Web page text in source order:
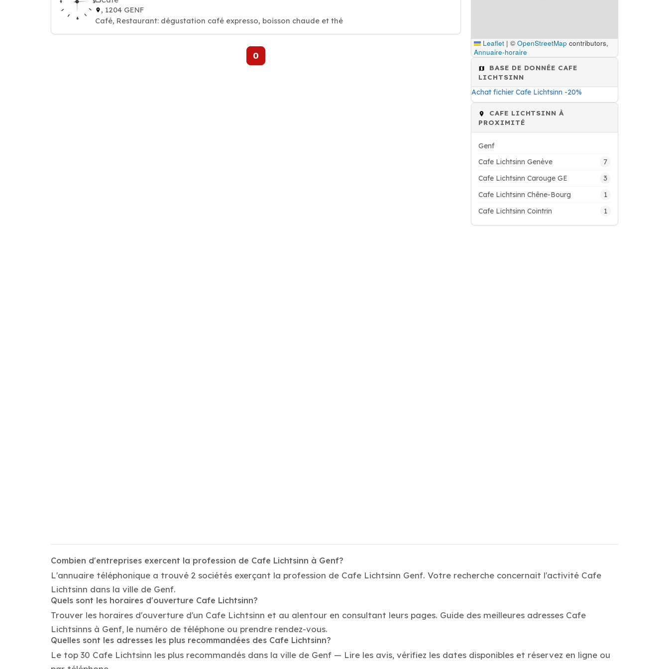
, 1204 GENF
Café, Restaurant: dégustation café expresso, boisson chaude et thé
0
Leaflet | © OpenStreetMap contributors,
Annuaire-horaire
BASE DE DONNÉE CAFE
LICHTSINN
Achat fichier Cafe Lichtsinn -20%
CAFE LICHTSINN À
PROXIMITÉ
Genf
Cafe Lichtsinn Genève
7
Cafe Lichtsinn Carouge GE 3
Cafe Lichtsinn Chêne-Bourg 1
Cafe Lichtsinn Cointrin 1
Combien d'entreprises exercent la profession de Cafe Lichtsinn à Genf?
L'annuaire téléphonique a trouvé 2 sociétés exerçant la profession de Cafe Lichtsinn Genf. Votre recherche concernait l'activité Cafe
Lichtsinn dans la ville de Genf.
Quels sont les horaires d'ouverture Cafe Lichtsinn?
Trouver les horaires d'ouverture d'un Cafe Lichtsinn et au alentour en consultant leurs pages. Guide des meilleures adresses Cafe
Lichtsinns à Genf, le numéro de téléphone ou prendre rendez-vous.
Quelles sont les adresses les plus recommandées des Cafe Lichtsinn?
Le top 30 Cafe Lichtsinn les plus recommandés dans la ville de Genf — Lire les avis, vérifiez les dates disponibles et réservez en ligne ou